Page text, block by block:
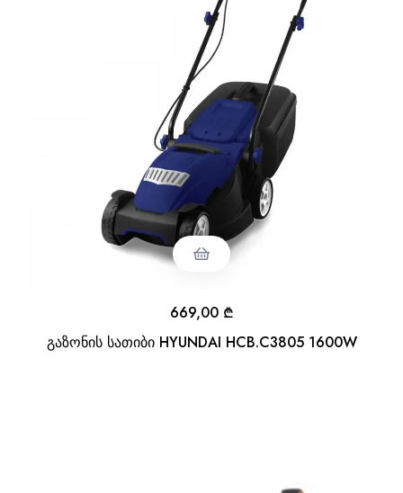
გაზონის სათიბი HYUNDAI HCB.C3805 1600W
669,00 ₾